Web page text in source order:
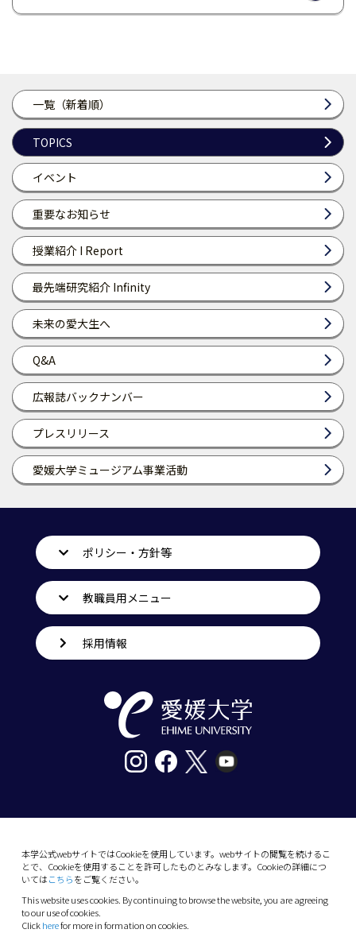
一覧（新着順）
TOPICS
イベント
重要なお知らせ
授業紹介 I Report
最先端研究紹介 Infinity
未来の愛大生へ
Q&A
広報誌バックナンバー
プレスリリース
愛媛大学ミュージアム事業活動
本学公式webサイトではCookieを使用しています。webサイトの閲覧を続けるこ
とで、Cookieを使用することを許可したものとみなします。Cookieの詳細につ
いてはこちらをご覧ください。
This website uses cookies. By continuing to browse the website, you are agreeing
to our use of cookies.
Clickherefor more in formation on cookies.
ポリシー・方針等
教職員用メニュー
採用情報
10-13 Dogo-Himata, Matsuyama, Ehime 790-
Phone: +81 89-927-9000